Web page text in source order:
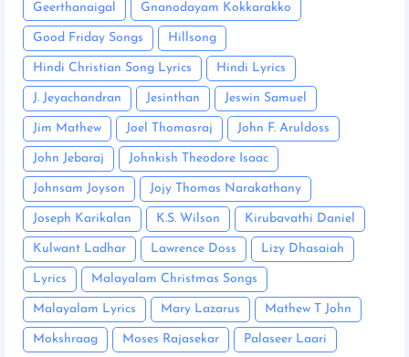
Geerthanaigal Gnanodayam Kokkarakko
Good Friday Songs Hillsong
Hindi Christian Song Lyrics Hindi Lyrics
J. Jeyachandran Jesinthan Jeswin Samuel
Jim Mathew Joel Thomasraj John F. Aruldoss
John Jebaraj Johnkish Theodore Isaac
Johnsam Joyson Jojy Thomas Narakathany
Joseph Karikalan K.S. Wilson Kirubavathi Daniel
Kulwant Ladhar Lawrence Doss Lizy Dhasaiah
Lyrics Malayalam Christmas Songs
Malayalam Lyrics Mary Lazarus Mathew T John
Mokshraag Moses Rajasekar Palaseer Laari